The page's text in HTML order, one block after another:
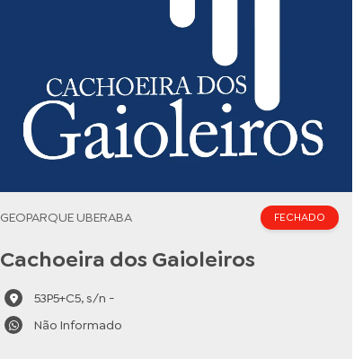
GEOPARQUE UBERABA FECHADO
Cachoeira dos Gaioleiros
53P5+C5, s/n -
Não Informado